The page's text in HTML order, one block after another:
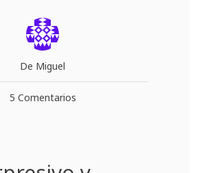
De Miguel
5 Comentarios